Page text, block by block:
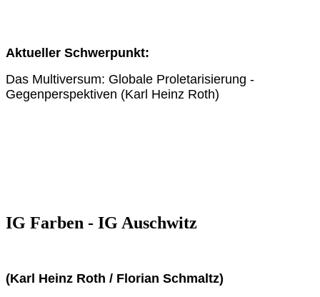
Aktueller Schwerpunkt:
Das Multiversum: Globale Proletarisierung -
Gegenperspektiven (Karl Heinz Roth)
IG Farben - IG Auschwitz
(Karl Heinz Roth / Florian Schmaltz)